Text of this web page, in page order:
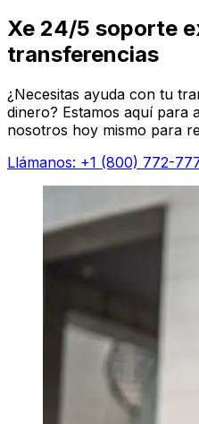
Xe 24/5 soporte
transferencias
¿Necesitas ayuda con tu
dinero? Estamos aquí para
nosotros hoy mismo para
Llámanos: +1 (800) 772-